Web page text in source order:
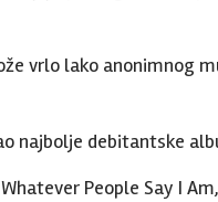
vrlo lako anonimnog
najbolje debitantske
People Say I